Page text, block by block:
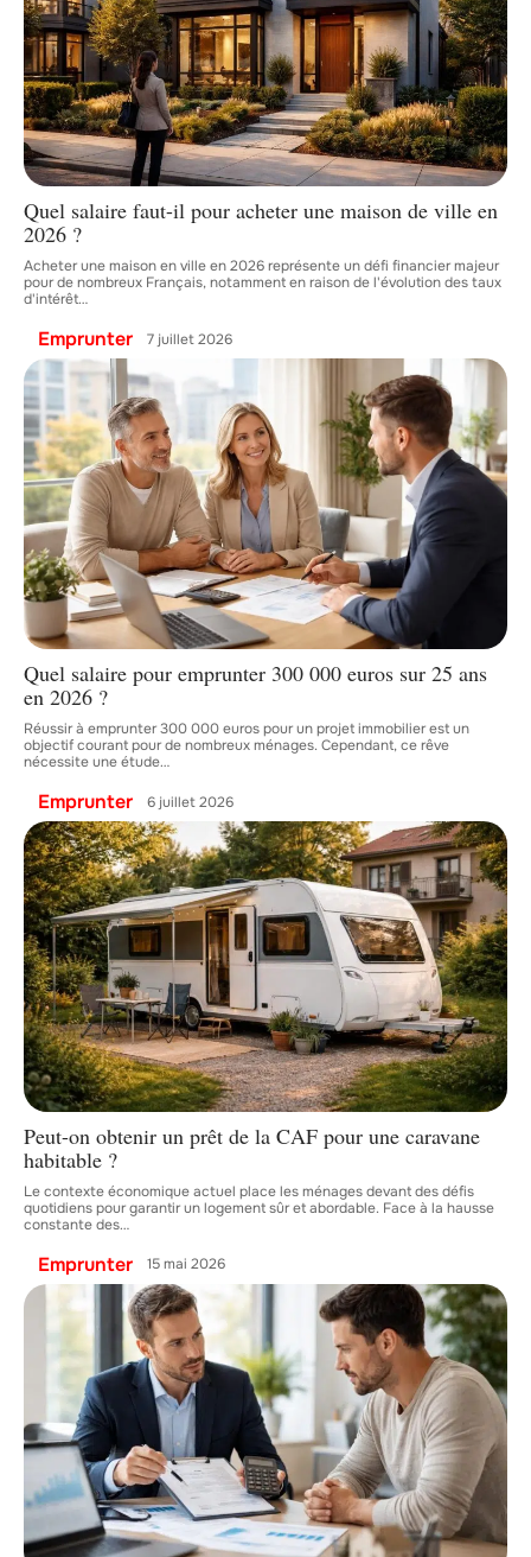
Quel salaire faut-il pour acheter une maison de ville en
2026 ?
Acheter une maison en ville en 2026 représente un défi financier majeur
pour de nombreux Français, notamment en raison de l'évolution des taux
d'intérêt…
Emprunter 7 juillet 2026
Quel salaire pour emprunter 300 000 euros sur 25 ans
en 2026 ?
Réussir à emprunter 300 000 euros pour un projet immobilier est un
objectif courant pour de nombreux ménages. Cependant, ce rêve
nécessite une étude…
Emprunter 6 juillet 2026
Peut-on obtenir un prêt de la CAF pour une caravane
habitable ?
Le contexte économique actuel place les ménages devant des défis
quotidiens pour garantir un logement sûr et abordable. Face à la hausse
constante des…
Emprunter 15 mai 2026